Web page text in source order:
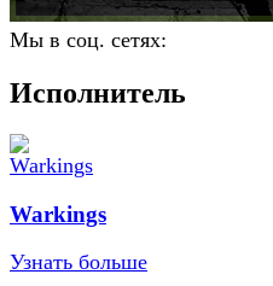
Мы в соц. сетях:
Исполнитель
Warkings
Узнать больше